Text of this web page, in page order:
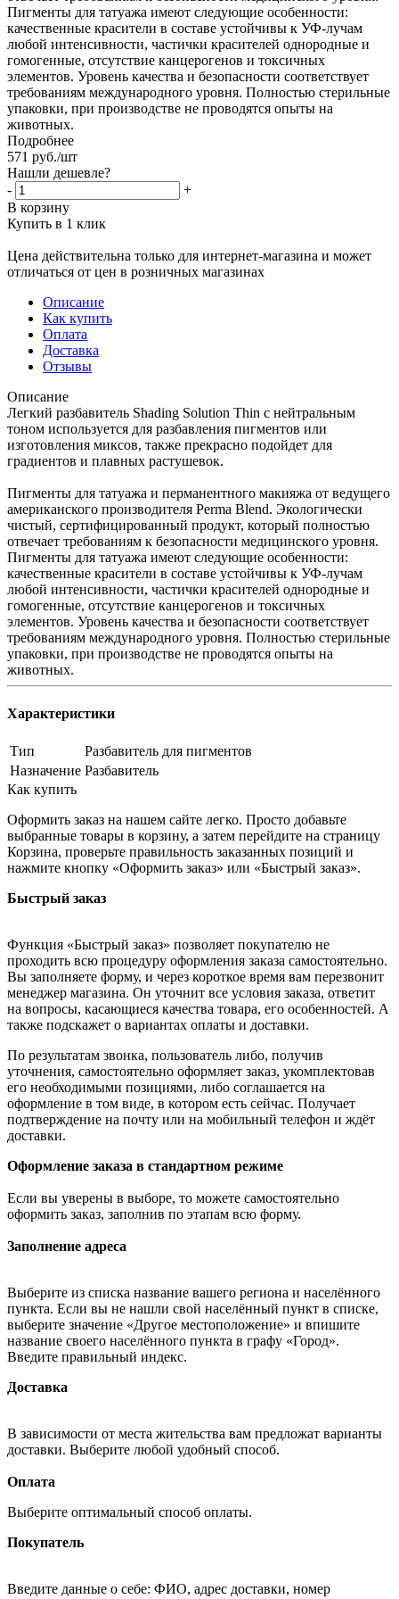
Пигменты для татуажа имеют следующие особенности:
качественные красители в составе устойчивы к УФ-лучам
любой интенсивности, частички красителей однородные и
гомогенные, отсутствие канцерогенов и токсичных
элементов. Уровень качества и безопасности соответствует
требованиям международного уровня. Полностью стерильные
упаковки, при производстве не проводятся опыты на
животных.
Подробнее
571 руб./шт
Нашли дешевле?
-
+
В корзину
Купить в 1 клик
Цена действительна только для интернет-магазина и может
отличаться от цен в розничных магазинах
Описание
Как купить
Оплата
Доставка
Отзывы
Описание
Легкий разбавитель Shading Solution Thin с нейтральным
тоном используется для разбавления пигментов или
изготовления миксов, также прекрасно подойдет для
градиентов и плавных растушевок.
Пигменты для татуажа и перманентного макияжа от ведущего
американского производителя Perma Blend. Экологически
чистый, сертифицированный продукт, который полностью
отвечает требованиям к безопасности медицинского уровня.
Пигменты для татуажа имеют следующие особенности:
качественные красители в составе устойчивы к УФ-лучам
любой интенсивности, частички красителей однородные и
гомогенные, отсутствие канцерогенов и токсичных
элементов. Уровень качества и безопасности соответствует
требованиям международного уровня. Полностью стерильные
упаковки, при производстве не проводятся опыты на
животных.
Характеристики
Тип
Разбавитель для пигментов
Назначение Разбавитель
Как купить
Оформить заказ на нашем сайте легко. Просто добавьте
выбранные товары в корзину, а затем перейдите на страницу
Корзина, проверьте правильность заказанных позиций и
нажмите кнопку «Оформить заказ» или «Быстрый заказ».
Быстрый заказ
Функция «Быстрый заказ» позволяет покупателю не
проходить всю процедуру оформления заказа самостоятельно.
Вы заполняете форму, и через короткое время вам перезвонит
менеджер магазина. Он уточнит все условия заказа, ответит
на вопросы, касающиеся качества товара, его особенностей. А
также подскажет о вариантах оплаты и доставки.
По результатам звонка, пользователь либо, получив
уточнения, самостоятельно оформляет заказ, укомплектовав
его необходимыми позициями, либо соглашается на
оформление в том виде, в котором есть сейчас. Получает
подтверждение на почту или на мобильный телефон и ждёт
доставки.
Оформление заказа в стандартном режиме
Если вы уверены в выборе, то можете самостоятельно
оформить заказ, заполнив по этапам всю форму.
Заполнение адреса
Выберите из списка название вашего региона и населённого
пункта. Если вы не нашли свой населённый пункт в списке,
выберите значение «Другое местоположение» и впишите
название своего населённого пункта в графу «Город».
Введите правильный индекс.
Доставка
В зависимости от места жительства вам предложат варианты
доставки. Выберите любой удобный способ.
Оплата
Выберите оптимальный способ оплаты.
Покупатель
Введите данные о себе: ФИО, адрес доставки, номер